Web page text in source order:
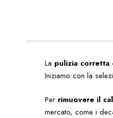
La pulizia corretta
Iniziamo con la
Per rimuovere il
mercato, come i